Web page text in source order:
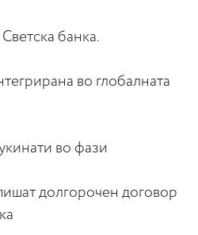
банка.
во глобалната
во фази
долгорочен договор